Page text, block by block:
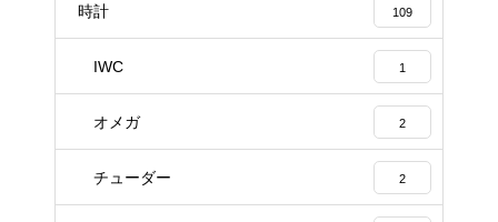
時計 109
IWC 1
オメガ 2
チューダー 2